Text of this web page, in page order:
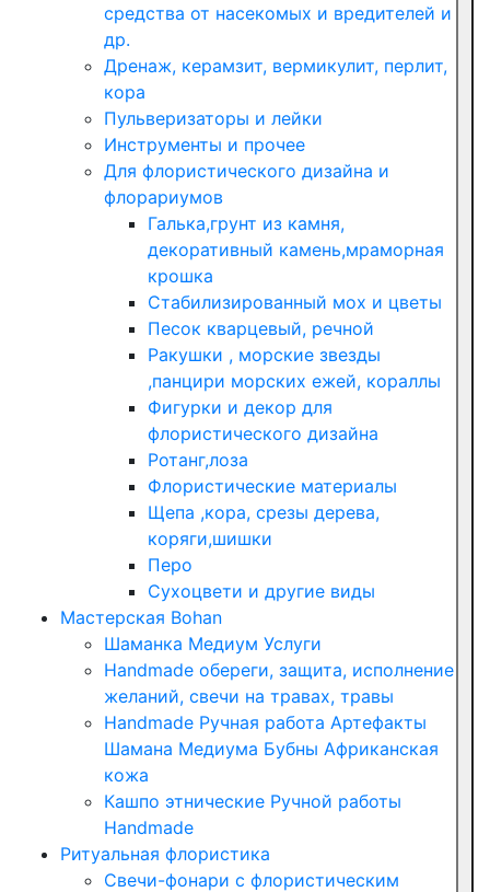
средства от насекомых и вредителей и
др.
Дренаж, керамзит, вермикулит, перлит,
кора
Пульверизаторы и лейки
Инструменты и прочее
Для флористического дизайна и
флорариумов
Галька,грунт из камня,
декоративный камень,мраморная
крошка
Стабилизированный мох и цветы
Песок кварцевый, речной
Ракушки , морские звезды
,панцири морских ежей, кораллы
Фигурки и декор для
флористического дизайна
Ротанг,лоза
Флористические материалы
Щепа ,кора, срезы дерева,
коряги,шишки
Перо
Сухоцвети и другие виды
Мастерская Bohan
Шаманка Медиум Услуги
Handmade обереги, защита, исполнение
желаний, свечи на травах, травы
Handmade Ручная работа Артефакты
Шамана Медиума Бубны Африканская
кожа
Кашпо этнические Ручной работы
Handmade
Ритуальная флористика
Свечи-фонари с флористическим